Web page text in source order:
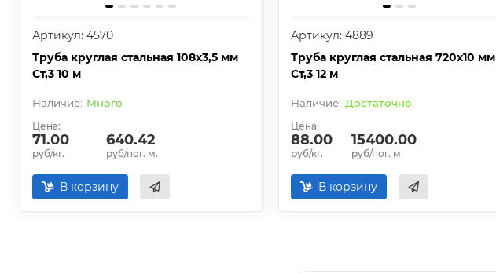
Артикул: 4570
Труба круглая стальная 108х3,5 мм
Ст,3 10 м
Много
Цена:
71.00
руб/кг.
640.42
руб/пог. м.
В корзину
Артикул: 4889
Труба круглая стальная 720х10 мм
Ст,3 12 м
Достаточно
Цена:
88.00
руб/кг.
15400.00
руб/пог. м.
В корзину